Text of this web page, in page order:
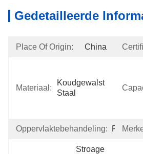
Gedetailleerde
Place Of Origin: China
Materiaal:
Koudgewalst
Staal
Oppervlaktebehandeling:
Stroage